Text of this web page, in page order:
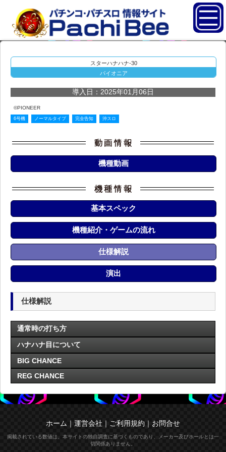
スターハナハナ-30
パイオニア
導入日：2025年01月06日
©PIONEER
6号機 ノーマルタイプ 完全告知 沖スロ
機種動画
基本スペック
機種紹介・ゲームの流れ
仕様解説
演出
仕様解説
通常時の打ち方
ハナハナ目について
BIG CHANCE
REG CHANCE
ホーム ｜ 運営会社 ｜ ご利用規約 ｜ お問合せ
掲載されている数値は、本サイトの独自調査に基づくものであり、メーカー及びホールとは一
切関係ありません。